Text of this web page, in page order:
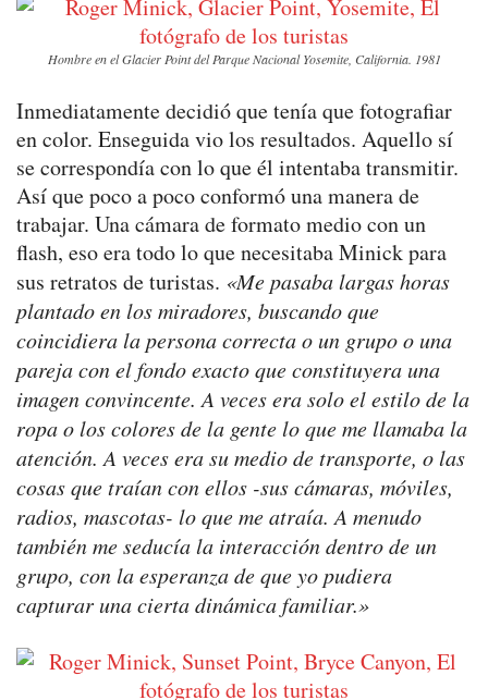
Hombre en el Glacier Point del Parque Nacional Yosemite, California. 1981
Inmediatamente decidió que tenía que fotografiar
en color. Enseguida vio los resultados. Aquello sí
se correspondía con lo que él intentaba transmitir.
Así que poco a poco conformó una manera de
trabajar. Una cámara de formato medio con un
flash, eso era todo lo que necesitaba Minick para
sus retratos de turistas. «Me pasaba largas horas
plantado en los miradores, buscando que
coincidiera la persona correcta o un grupo o una
pareja con el fondo exacto que constituyera una
imagen convincente. A veces era solo el estilo de la
ropa o los colores de la gente lo que me llamaba la
atención. A veces era su medio de transporte, o las
cosas que traían con ellos -sus cámaras, móviles,
radios, mascotas- lo que me atraía. A menudo
también me seducía la interacción dentro de un
grupo, con la esperanza de que yo pudiera
capturar una cierta dinámica familiar.»